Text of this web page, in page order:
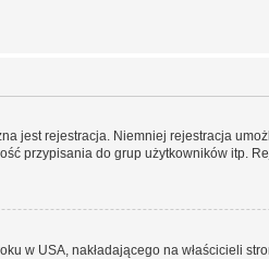
jest rejestracja. Niemniej rejestracja
przypisania do grup użytkowników itp.
w USA, nakładającego na właścicieli